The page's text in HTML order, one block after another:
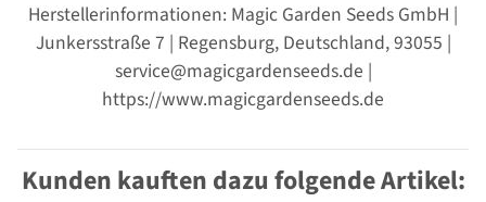
Herstellerinformationen: Magic Garden Seeds GmbH |
Junkersstraße 7 | Regensburg, Deutschland, 93055 |
service@magicgardenseeds.de |
https://www.magicgardenseeds.de
Kunden kauften dazu folgende Artikel: